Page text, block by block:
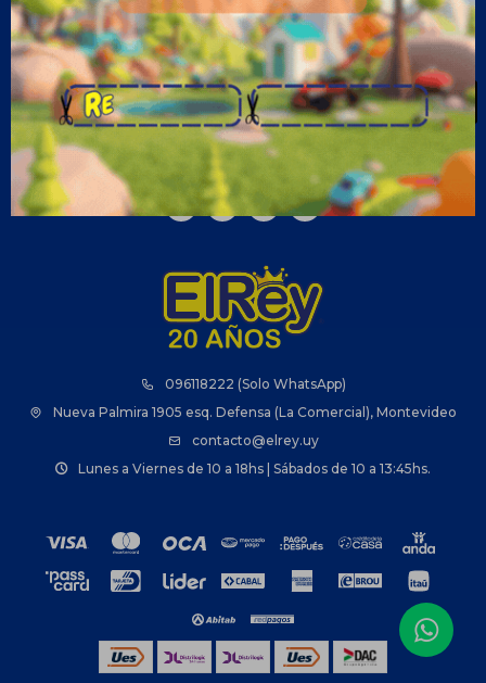
096118222 (Solo WhatsApp)
Nueva Palmira 1905 esq. Defensa (La Comercial), Montevideo
contacto@elrey.uy
Lunes a Viernes de 10 a 18hs | Sábados de 10 a 13:45hs.
Newsletter
¡Suscribite y recibí todas nuestras novedades!
SUSCRIBIRME
¡Seguinos!
